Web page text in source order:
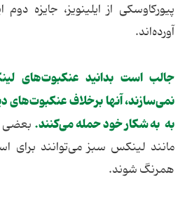
پیورکاوسکی از ایلینویز، جایزه
آورده‌اند.
جالب است بدانید عنکبوت‌های
نمی‌سازند، آنها برخلاف عنکبوت‌های
به به شکار خود حمله می‌کنند. بعضی
مانند لینکس سبز می‌توانند برای
همرنگ شوند.